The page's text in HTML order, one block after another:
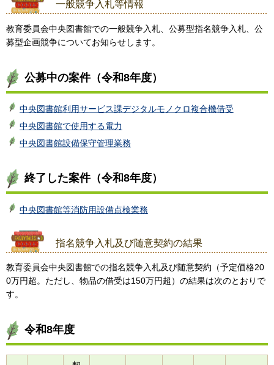
一般競争入札等情報
教育委員会中央図書館での一般競争入札、公募型指名競争入札、公
募型企画競争についてお知らせします。
公募中の案件（令和8年度）
中央図書館利用サービス課デジタルモノクロ複合機借受
中央図書館で使用する電力
中央図書館設備保守管理業務
終了した案件（令和8年度）
中央図書館等消防用設備点検業務
指名競争入札及び随意契約の結果
教育委員会中央図書館での指名競争入札及び随意契約（予定価格20
0万円超。ただし、物品の借受は150万円超）の結果は次のとおりで
す。
令和8年度